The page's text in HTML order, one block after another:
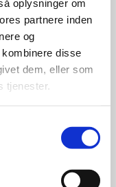
oplysninger om
partnere inden
og
disse
dem, eller som
tjenester.
Man kan
eller
og
og hvad